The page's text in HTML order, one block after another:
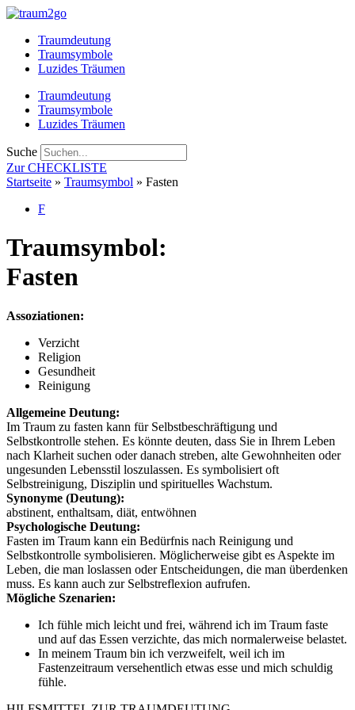
Zum
springenTraumdeutung
Traumsymbole
Luzides Träumen
Traumdeutung
Traumsymbole
Luzides Träumen
Suche
Zur CHECKLISTE
Startseite » Traumsymbol » Fasten
F
Traumsymbol:
Fasten
Assoziationen:
Verzicht
Religion
Gesundheit
Reinigung
Allgemeine Deutung:
Im Traum zu fasten kann für Selbstbeschräftigung und
Selbstkontrolle stehen. Es könnte deuten, dass Sie in Ihrem Leben
nach Klarheit suchen oder danach streben, alte Gewohnheiten oder
ungesunden Lebensstil loszulassen. Es symbolisiert oft
Selbstreinigung, Disziplin und spirituelles Wachstum.
Synonyme (Deutung):
abstinent, enthaltsam, diät, entwöhnen
Psychologische Deutung:
Fasten im Traum kann ein Bedürfnis nach Reinigung und
Selbstkontrolle symbolisieren. Möglicherweise gibt es Aspekte im
Leben, die man loslassen oder Entscheidungen, die man überdenken
muss. Es kann auch zur Selbstreflexion aufrufen.
Mögliche Szenarien:
Ich fühle mich leicht und frei, während ich im Traum faste
und auf das Essen verzichte, das mich normalerweise belastet.
In meinem Traum bin ich verzweifelt, weil ich im
Fastenzeitraum versehentlich etwas esse und mich schuldig
fühle.